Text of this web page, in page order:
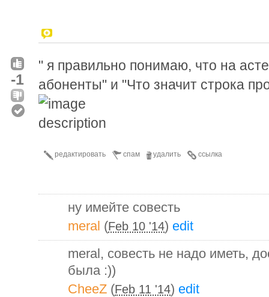
-1
" я правильно понимаю, что на
абоненты" и "Что значит строка
ссылка
удалить
спам
редактировать
ну имейте совесть
meral (Feb 10 '14) edit
meral, совесть не надо иметь,
была :))
CheeZ (Feb 11 '14) edit